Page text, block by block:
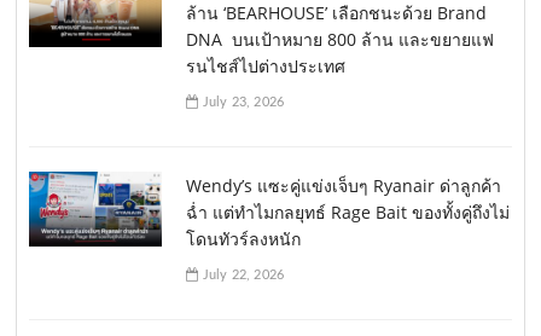
ล้าน ‘BEARHOUSE’ เลือกชนะด้วย Brand
DNA บนเป้าหมาย 800 ล้าน และขยายแฟ
รนไชส์ไปต่างประเทศ
July 23, 2026
Wendy’s แซะคู่แข่งเจ็บๆ Ryanair ด่าลูกค้า
ฉ่ำ แต่ทำไมกลยุทธ์ Rage Bait ของทั้งคู่ถึงไม่
โดนทัวร์ลงหนัก
July 22, 2026